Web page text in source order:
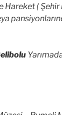
Hareket (